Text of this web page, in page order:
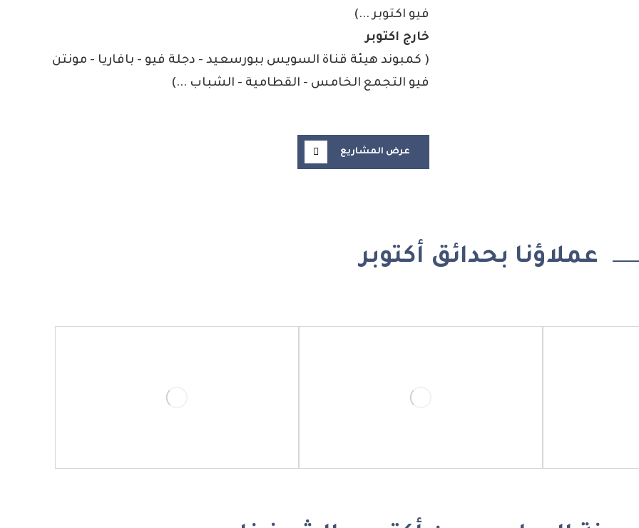
فيو اكتوبر ...)
خارج اكتوبر
( كمبوند هيئة قناة السويس ببورسعيد - دجلة فيو - بافاريا - مونتن
فيو التجمع الخامس - القطامية - الشباب ...)
عرض المشاريع
عملاؤنا بحدائق أكتوبر